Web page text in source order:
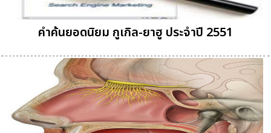
คำค้นยอดนิยม กูเกิล-ยาฮู ประจำปี 2551